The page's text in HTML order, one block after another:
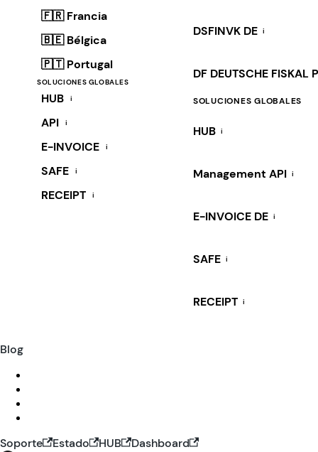
🇫🇷 Francia
🇧🇪 Bélgica
🇵🇹 Portugal
SOLUCIONES GLOBALES
HUB i
API i
E-INVOICE i
SAFE i
RECEIPT i
DSFINVK DE i
DF DEUTSCHE FISKAL
SOLUCIONES GLOBALES
HUB i
Management API i
E-INVOICE DE i
SAFE i
RECEIPT i
Blog
Soporte Estado HUB
Dashboard